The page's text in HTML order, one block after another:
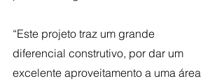
“Este projeto traz um grande
diferencial construtivo, por dar um
excelente aproveitamento a uma área